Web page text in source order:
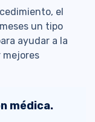
el
un tipo
ayudar a la
mejores
médica.